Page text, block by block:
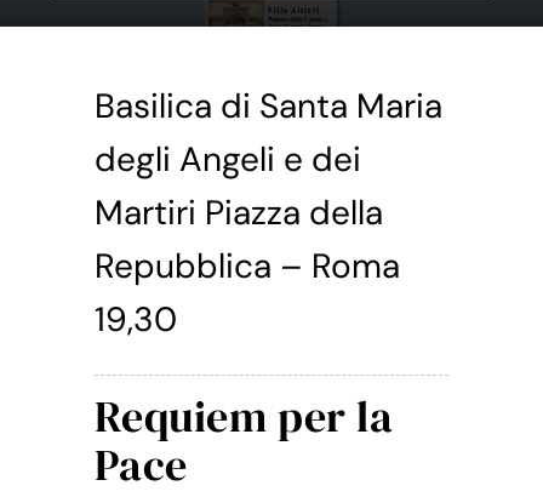
Basilica di Santa Maria
degli Angeli e dei
Martiri Piazza della
Repubblica – Roma
19,30
Requiem per la
Pace